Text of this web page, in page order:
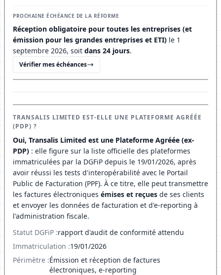
PROCHAINE ÉCHÉANCE DE LA RÉFORME
Réception obligatoire pour toutes les entreprises (et
émission pour les grandes entreprises et ETI) le 1
septembre 2026, soit dans 24 jours.
Vérifier mes échéances
TRANSALIS LIMITED EST-ELLE UNE PLATEFORME AGRÉÉE
(PDP) ?
Oui, Transalis Limited est une Plateforme Agréée (ex-
PDP) : elle figure sur la liste officielle des plateformes
immatriculées par la DGFiP depuis le 19/01/2026, après
avoir réussi les tests d'interopérabilité avec le Portail
Public de Facturation (PPF). À ce titre, elle peut transmettre
les factures électroniques émises et reçues de ses clients
et envoyer les données de facturation et d'e-reporting à
l'administration fiscale.
Statut DGFiP :rapport d'audit de conformité attendu
Immatriculation :19/01/2026
Périmètre :Émission et réception de factures
électroniques, e-reporting